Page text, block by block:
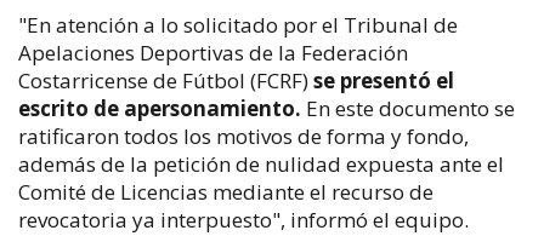
"En atención a lo solicitado por el Tribunal de
Apelaciones Deportivas de la Federación
Costarricense de Fútbol (FCRF)se presentó el
escrito de apersonamiento. En este documento se
ratificaron todos los motivos de forma y fondo,
además de la petición de nulidad expuesta ante el
Comité de Licencias mediante el recurso de
revocatoria ya interpuesto", informó el equipo.